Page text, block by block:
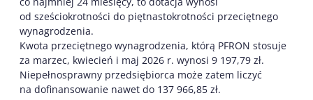
od sześciokrotności do piętnastokrotności przeciętnego
wynagrodzenia.
Kwota przeciętnego wynagrodzenia, którą PFRON stosuje
za marzec, kwiecień i maj 2026 r. wynosi 9 197,79 zł.
Niepełnosprawny przedsiębiorca może zatem liczyć
na dofinansowanie nawet do 137 966,85 zł.